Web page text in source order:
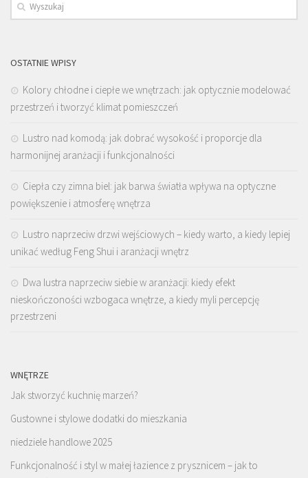
OSTATNIE WPISY
Kolory chłodne i ciepłe we wnętrzach: jak optycznie modelować
przestrzeń i tworzyć klimat pomieszczeń
Lustro nad komodą: jak dobrać wysokość i proporcje dla
harmonijnej aranżacji i funkcjonalności
Ciepła czy zimna biel: jak barwa światła wpływa na optyczne
powiększenie i atmosferę wnętrza
Lustro naprzeciw drzwi wejściowych – kiedy warto, a kiedy lepiej
unikać według Feng Shui i aranżacji wnętrz
Dwa lustra naprzeciw siebie w aranżacji: kiedy efekt
nieskończoności wzbogaca wnętrze, a kiedy myli percepcję
przestrzeni
WNĘTRZE
Jak stworzyć kuchnię marzeń?
Gustowne i stylowe dodatki do mieszkania
niedziele handlowe 2025
Funkcjonalność i styl w małej łazience z prysznicem – jak to